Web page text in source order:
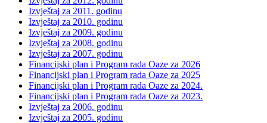
Izvještaj za 2011. godinu
Izvještaj za 2010. godinu
Izvještaj za 2009. godinu
Izvještaj za 2008. godinu
Izvještaj za 2007. godinu
Financijski plan i Program rada Oaze za 2026
Financijski plan i Program rada Oaze za 2025
Financijski plan i Program rada Oaze za 2024.
Financijski plan i Program rada Oaze za 2023.
Izvještaj za 2006. godinu
Izvještaj za 2005. godinu